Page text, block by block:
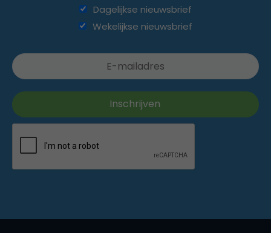
Dagelijkse nieuwsbrief
Wekelijkse nieuwsbrief